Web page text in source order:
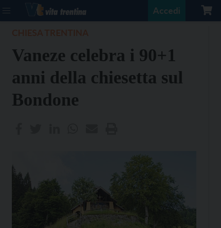
Accedi
Vaneze celebra i 90+1
anni della chiesetta sul
Bondone